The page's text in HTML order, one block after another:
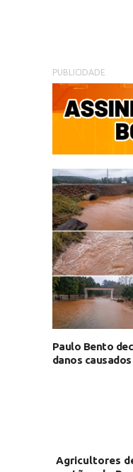
PUBLICIDADE
Paulo Bento
danos
Agricultores